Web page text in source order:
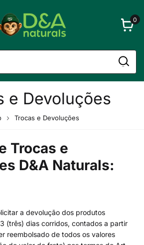
0
e Devoluções
Trocas e Devoluções
Trocas e
D&A Naturals:
a devolução dos produtos
(três) dias corridos, contados a partir
reembolsado de todos os valores